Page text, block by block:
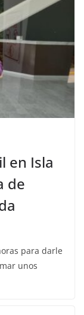
en Isla
de
para darle
unos